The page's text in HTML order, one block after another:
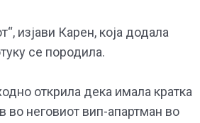
изјави Карен, која додала
се породила.
открила дека имала кратка
неговиот вип-апартман во